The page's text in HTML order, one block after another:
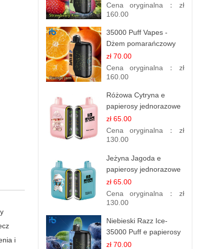
i
Cena oryginalna： zł
160.00
35000 Puff Vapes -
Dżem pomarańczowy
zł 70.00
Cena oryginalna： zł
160.00
Różowa Cytryna e
papierosy jednorazowe
- 25 000 Puffs
zł 65.00
Cena oryginalna： zł
130.00
Jeżyna Jagoda e
papierosy jednorazowe
- 25 000 Puffs
zł 65.00
Cena oryginalna： zł
130.00
Niebieski Razz Ice-
35000 Puff e papierosy
jednorazowe
zł 70.00